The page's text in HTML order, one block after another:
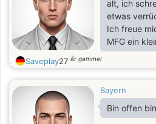
melde dich
alt, ich
etwas
Ich freue
MFG ein
Saveplay27 år gammel
Bayern
Bin offen